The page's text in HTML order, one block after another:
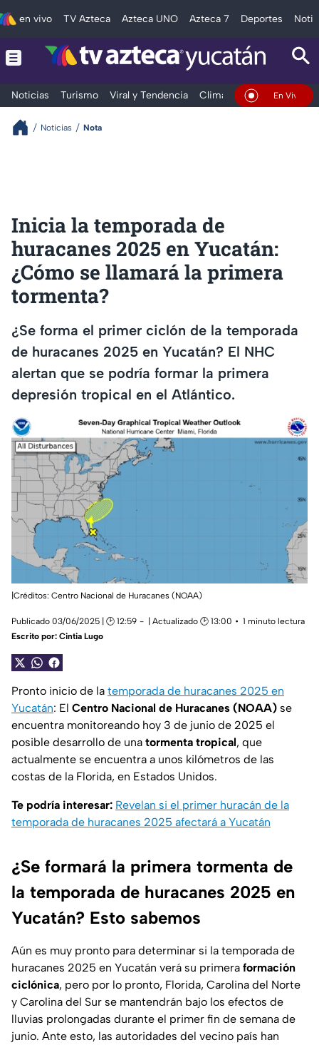
en vivo TV Azteca Azteca UNO Azteca 7 Deportes
Noticias Turismo Viral y Tendencia Clima DeportesEn Vivo
Noticias Nota
Inicia la temporada de
huracanes 2025 en Yucatán:
¿Cómo se llamará la primera
tormenta?
¿Se forma el primer ciclón de la temporada
de huracanes 2025 en Yucatán? El NHC
alertan que se podría formar la primera
depresión tropical en el Atlántico.
|Créditos: Centro Nacional de Huracanes (NOAA)
Publicado 03/06/2025 | 🕑 12:59 | Actualizado 🕑 13:00
1 minuto lectura
Escrito por: Cintia Lugo
Pronto inicio de la temporada de huracanes 2025 en
Yucatán: El Centro Nacional de Huracanes (NOAA) se
encuentra monitoreando hoy 3 de junio de 2025 el
posible desarrollo de una tormenta tropical, que
actualmente se encuentra a unos kilómetros de las
costas de la Florida, en Estados Unidos.
Te podría interesar: Revelan si el primer huracán de la
temporada de huracanes 2025 afectará a Yucatán
¿Se formará la primera tormenta de
la temporada de huracanes 2025 en
Yucatán? Esto sabemos
Aún es muy pronto para determinar si la temporada de
huracanes 2025 en Yucatán verá su primera formación
ciclónica, pero por lo pronto, Florida, Carolina del Norte
y Carolina del Sur se mantendrán bajo los efectos de
lluvias prolongadas durante el primer fin de semana de
junio. Ante esto, las autoridades del vecino país han